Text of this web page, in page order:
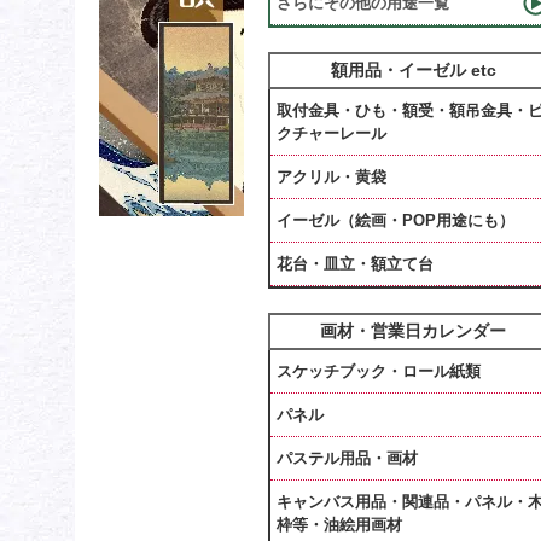
額用品・イーゼル etc
取付金具・ひも・額受・額吊金具・
クチャーレール
アクリル・黄袋
イーゼル（絵画・POP用途にも）
花台・皿立・額立て台
画材・営業日カレンダー
スケッチブック・ロール紙類
パネル
パステル用品・画材
キャンバス用品・関連品・パネル・
枠等・油絵用画材